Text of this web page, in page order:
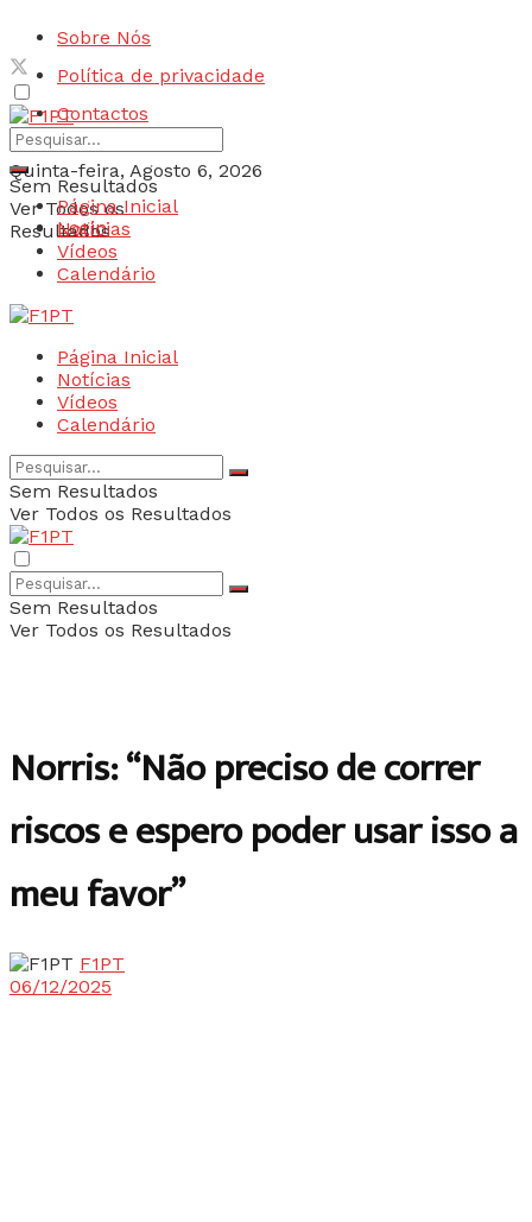
Sobre Nós
Política de privacidade
Contactos
Quinta-feira, Agosto 6, 2026
Login
Sem Resultados
Ver Todos os
Resultados
Página Inicial
Notícias
Vídeos
Calendário
Página Inicial
Notícias
Vídeos
Calendário
Sem Resultados
Ver Todos os Resultados
Sem Resultados
Ver Todos os Resultados
Norris: “Não preciso de correr
riscos e espero poder usar isso a
meu favor”
F1PT
06/12/2025